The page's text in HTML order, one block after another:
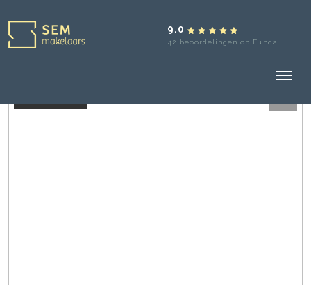
9.0
42 beoordelingen op Funda